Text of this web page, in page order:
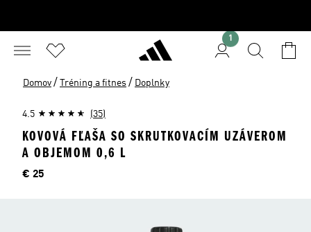
1
Domov / Tréning a fitnes / Doplnky
4.5 (35)
KOVOVÁ FĽAŠA SO SKRUTKOVACÍM UZÁVEROM
A OBJEMOM 0,6 L
Cena
€ 25